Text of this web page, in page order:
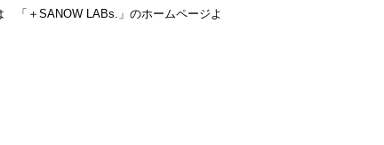
「＋SANOW LABs.」のホームページよ